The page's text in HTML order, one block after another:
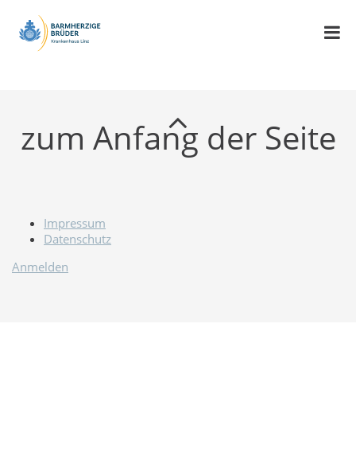
zum Anfang der Seite
Impressum
Datenschutz
Anmelden